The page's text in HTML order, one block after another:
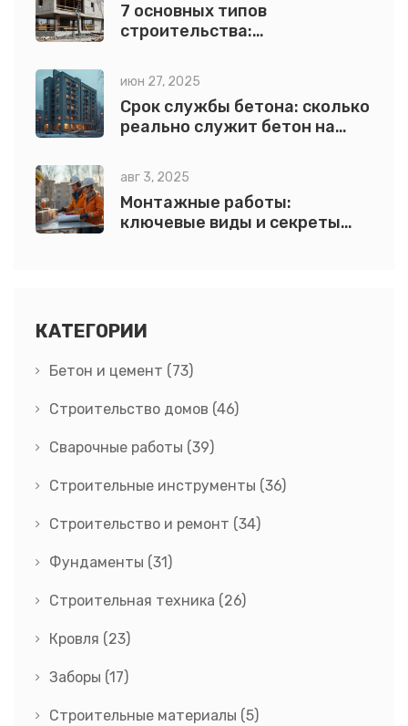
7 основных типов
строительства:
технологии возведения
зданий
июн 27, 2025
Срок службы бетона: сколько
реально служит бетон на
авг 3, 2025
Монтажные работы:
ключевые виды и секреты
КАТЕГОРИИ
Бетон и цемент (73)
Строительство домов (46)
Сварочные работы (39)
Строительные инструменты (36)
Строительство и ремонт (34)
Фундаменты (31)
Строительная техника (26)
Кровля (23)
Заборы (17)
Строительные материалы (5)